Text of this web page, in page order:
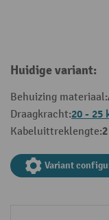
Huidige variant:
Behuizing materiaal:
Draagkracht:20 - 25
Kabeluittreklengte:
Variant